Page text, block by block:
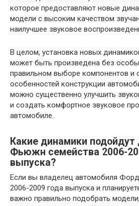
которое предоставляют новые
модели с высоким качеством
наилучшее звуковое
В целом, установка новых
может быть произведена без
правильном выборе компонентов и
особенностей конструкции
можно существенно улучшить
и создать комфортное звуковое
автомобиле.
Какие динамики
Фьюжн семейства 2006-
выпуска?
Если вы владелец автомобиля
2006-2009 года выпуска и
важно правильно подобрать